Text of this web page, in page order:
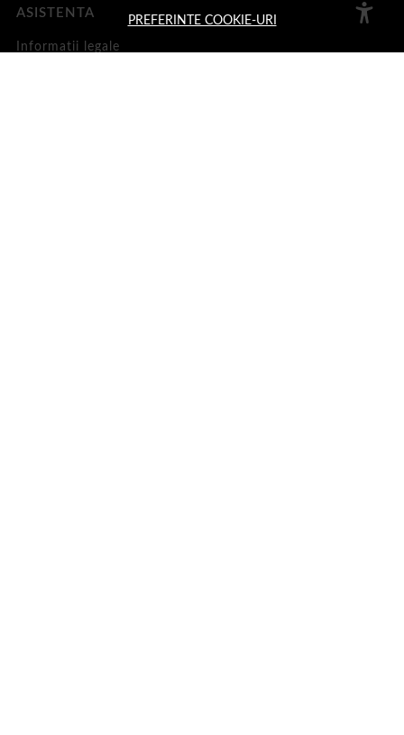
PREFERINTE COOKIE-URI
ASISTENTA
Informatii legale